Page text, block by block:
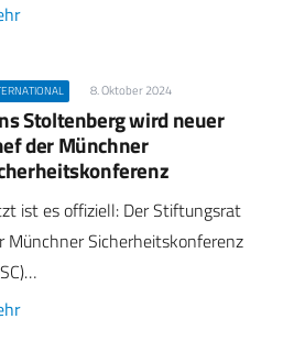
8. Oktober 2024
Stoltenberg wird neuer
der Münchner
ist es offiziell: Der Stiftungsrat
Münchner Sicherheitskonferenz